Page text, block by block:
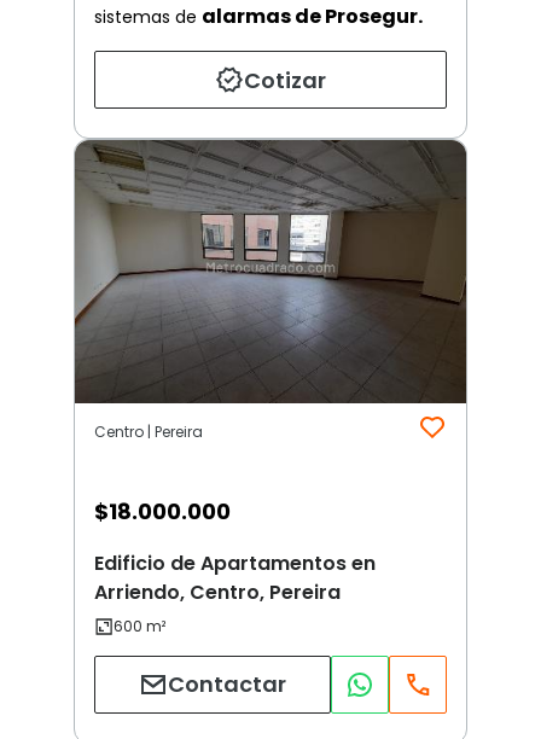
sistemas de alarmas de Prosegur.
Cotizar
Centro | Pereira
$18.000.000
Edificio de Apartamentos en
Arriendo, Centro, Pereira
Contactar